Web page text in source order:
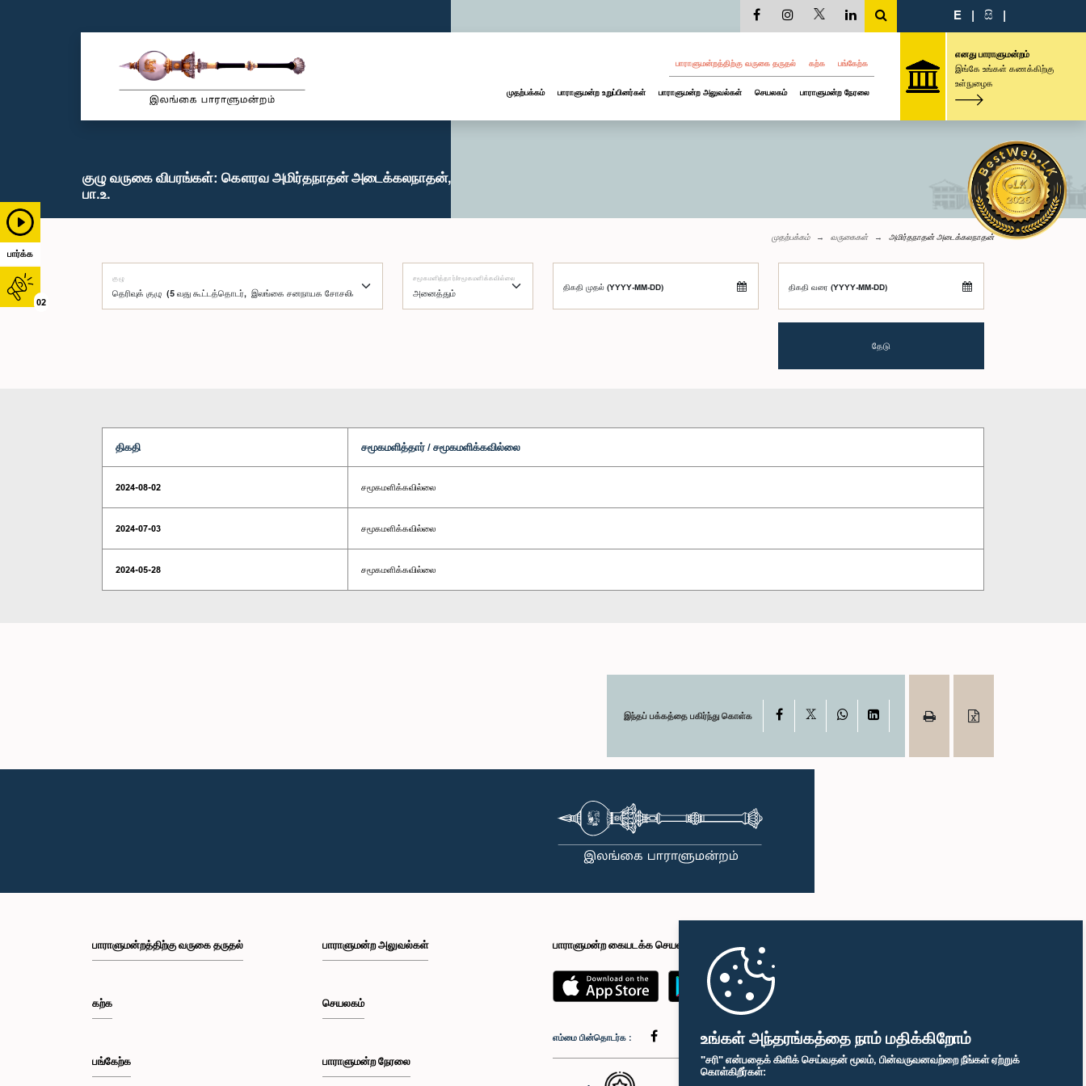
உங்கள் அந்தரங்கத்தை நாம் மதிக்கிறோம்
"சரி" என்பதைக் கிளிக் செய்வதன் மூலம், பின்வருவனவற்றை நீங்கள் ஏற்றுக்
கொள்கிறீர்கள்:
பார்க்க
02
E | සි |
பாராளுமன்றத்திற்கு வருகை தருதல் கற்க பங்கேற்க
முதற்பக்கம் பாராளுமன்ற உறுப்பினர்கள் பாராளுமன்ற அலுவல்கள் செயலகம் பாராளுமன்ற நேரலை
எனது பாராளுமன்றம்
இங்கே உங்கள் கணக்கிற்கு
உள்நுழைக
குழு வருகை விபரங்கள்: கௌரவ அமிர்தநாதன் அடைக்கலநாதன்,
பா.உ.
முதற்பக்கம் வருகைகள் அமிர்தநாதன் அடைக்கலநாதன்
குழு சமூகமளித்தார்/சமூகமளிக்கவில்லை
திகதி முதல் (YYYY-MM-DD) திகதி வரை (YYYY-MM-DD)
தேடு
திகதி சமூகமளித்தார் / சமூகமளிக்கவில்லை
2024-08-02 சமூகமளிக்கவில்லை
2024-07-03 சமூகமளிக்கவில்லை
2024-05-28 சமூகமளிக்கவில்லை
இந்தப் பக்கத்தை பகிர்ந்து கொள்க Facebook WhatsAppLinkedIn
பாராளுமன்றத்திற்கு வருகை தருதல்
கற்க
பங்கேற்க
பாராளுமன்ற அலுவல்கள்
செயலகம்
பாராளுமன்ற நேரலை
பாராளுமன்ற கையடக்க செயலி
எம்மை பின்தொடர்க :